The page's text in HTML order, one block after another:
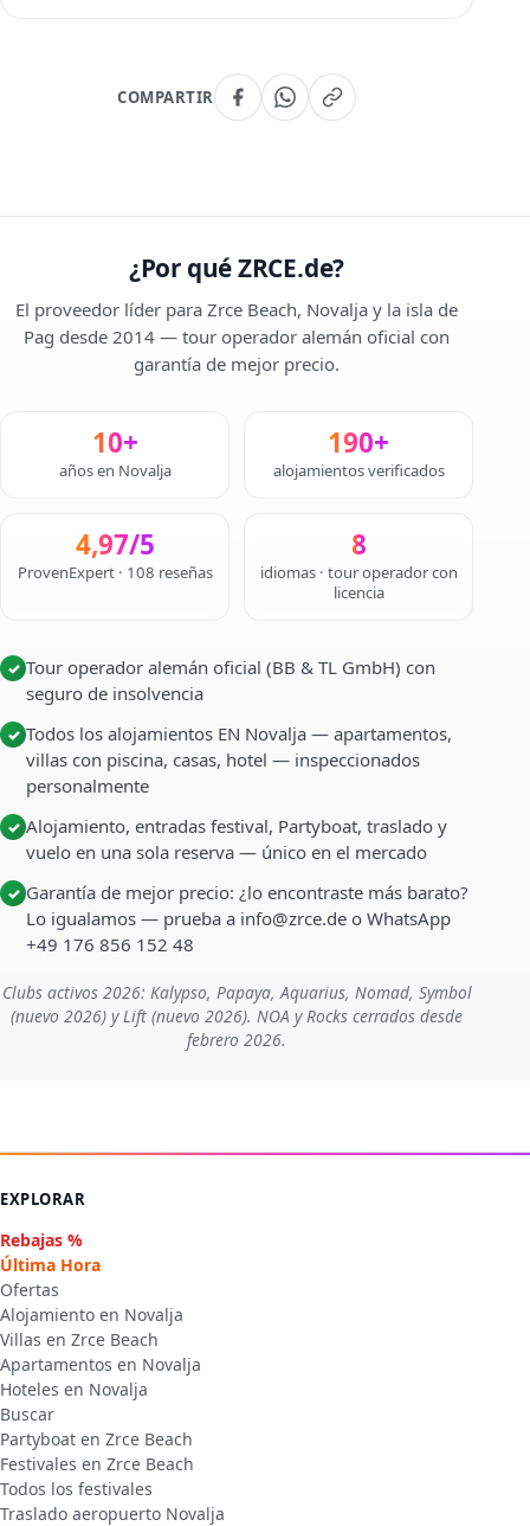
COMPARTIR
¿Por qué ZRCE.de?
El proveedor líder para Zrce Beach, Novalja y la isla de
Pag desde 2014 — tour operador alemán oficial con
garantía de mejor precio.
10+
años en Novalja
190+
alojamientos verificados
4,97/5
ProvenExpert · 108 reseñas
8
idiomas · tour operador con
licencia
✓ Tour operador alemán oficial (BB & TL GmbH) con
seguro de insolvencia
✓ Todos los alojamientos EN Novalja — apartamentos,
villas con piscina, casas, hotel — inspeccionados
personalmente
✓ Alojamiento, entradas festival, Partyboat, traslado y
vuelo en una sola reserva — único en el mercado
✓ Garantía de mejor precio: ¿lo encontraste más barato?
Lo igualamos — prueba a info@zrce.de o WhatsApp
+49 176 856 152 48
Clubs activos 2026: Kalypso, Papaya, Aquarius, Nomad, Symbol
(nuevo 2026) y Lift (nuevo 2026). NOA y Rocks cerrados desde
febrero 2026.
EXPLORAR
Rebajas %
Última Hora
Ofertas
Alojamiento en Novalja
Villas en Zrce Beach
Apartamentos en Novalja
Hoteles en Novalja
Buscar
Partyboat en Zrce Beach
Festivales en Zrce Beach
Todos los festivales
Traslado aeropuerto Novalja